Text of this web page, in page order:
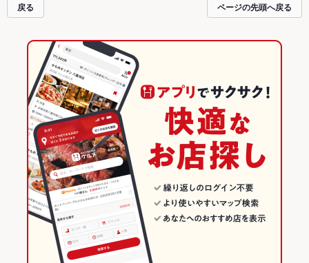
戻る ページの先頭へ戻る